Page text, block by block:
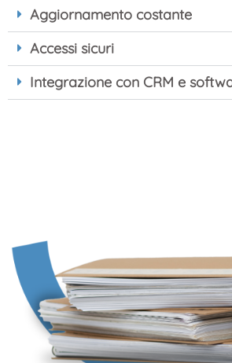
Aggiornamento costante
Accessi sicuri
Integrazione con CRM e